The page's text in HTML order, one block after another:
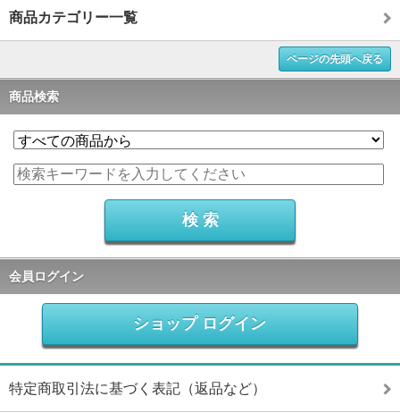
商品カテゴリー一覧
ページの先頭へ戻る
商品検索
会員ログイン
ショップ ログイン
特定商取引法に基づく表記（返品など）